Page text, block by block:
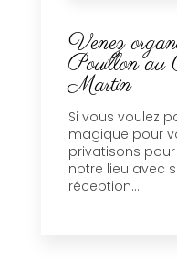
Venez
Pouillon au
Martin
Si vous voulez
magique pour
privatisons
notre lieu avec
réception...